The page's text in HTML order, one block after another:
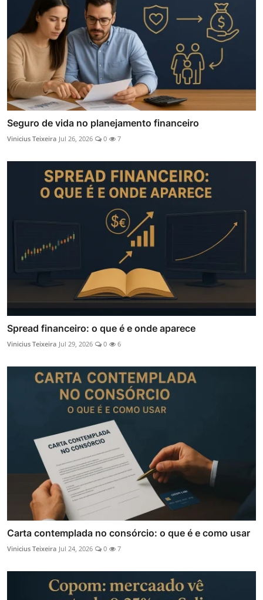
Seguro de vida no planejamento financeiro
Vinicius Teixeira Jul 26, 2026 0 7
Spread financeiro: o que é e onde aparece
Vinicius Teixeira Jul 29, 2026 0 6
Carta contemplada no consórcio: o que é e como usar
Vinicius Teixeira Jul 24, 2026 0 7